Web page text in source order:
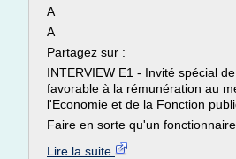
A
A
Partagez sur :
INTERVIEW E1 - Invité spécial
favorable à la rémunération au
l'Economie et de la Fonction
Faire en sorte qu'un fonctionnaire
Lire la suite